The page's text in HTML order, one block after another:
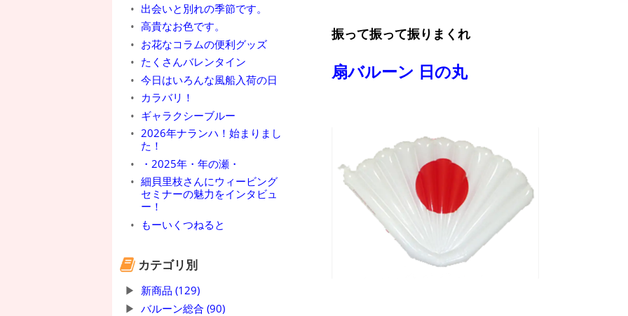
出会いと別れの季節です。
高貴なお色です。
お花なコラムの便利グッズ
たくさんバレンタイン
今日はいろんな風船入荷の日
カラバリ！
ギャラクシーブルー
2026年ナランハ！始まりまし
た！
・2025年・年の瀬・
細貝里枝さんにウィービング
セミナーの魅力をインタビュ
ー！
もーいくつねると
カテゴリ別
新商品 (129)
バルーン総合 (90)
振って振って振りまくれ
扇バルーン 日の丸